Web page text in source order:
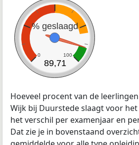
% geslaagd
0 100
89,71
Hoeveel procent van de
Wijk bij Duurstede slaagt voor het
het verschil per examenjaar en
Dat zie je in bovenstaand